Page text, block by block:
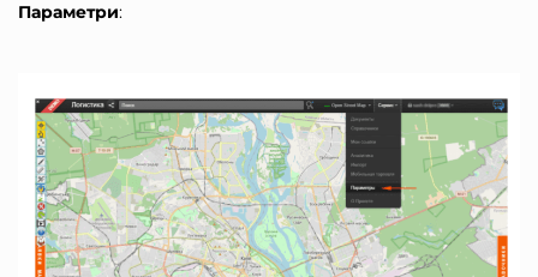
Параметри: